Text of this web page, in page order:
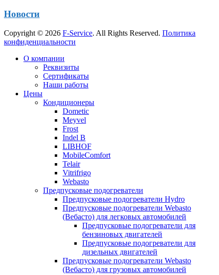
Новости
Copyright © 2026 F-Service. All Rights Reserved. Политика
конфиденциальности
вверх
О компании
Реквизиты
Сертификаты
Наши работы
Цены
Кондиционеры
Dometic
Meyvel
Frost
Indel B
LIBHOF
MobileComfort
Telair
Vitrifrigo
Webasto
Предпусковые подогреватели
Предпусковые подогреватели Hydro
Предпусковые подогреватели Webasto
(Вебасто) для легковых автомобилей
Предпусковые подогреватели для
бензиновых двигателей
Предпусковые подогреватели для
дизельных двигателей
Предпусковые подогреватели Webasto
(Вебасто) для грузовых автомобилей